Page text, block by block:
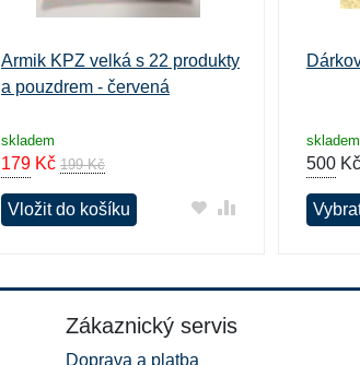
Armik KPZ velká s 22 produkty
a pouzdrem - červená
skladem
179 Kč 199 Kč
Vložit do košíku
skladem
500Kč
Zákaznický servis
Doprava a platba